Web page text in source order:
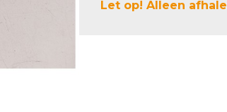
Let op! Alleen